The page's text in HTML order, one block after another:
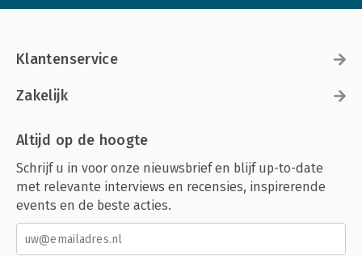
Klantenservice
Zakelijk
Altijd op de hoogte
Schrijf u in voor onze nieuwsbrief en blijf up-to-date
met relevante interviews en recensies, inspirerende
events en de beste acties.